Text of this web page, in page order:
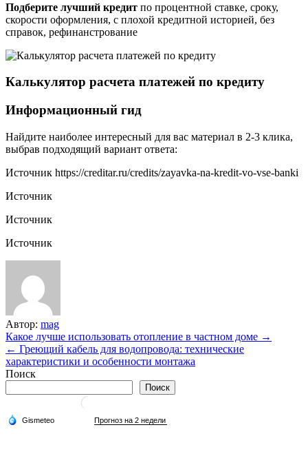
Подберите лучший кредит по процентной ставке, сроку,
скорости оформления, с плохой кредитной историей, без
справок, рефинанстрование
Калькулятор расчета платежей по кредиту
Информационный гид
Найдите наиболее интересный для вас материал в 2-3 клика,
выбрав подходящий вариант ответа:
Источник https://creditar.ru/credits/zayavka-na-kredit-vo-vse-banki
Источник
Источник
Источник
Автор: mag
Навигация
по
записям
Какое лучше использовать отопление в частном доме →
← Греющий кабель для водопровода: технические
характеристики и особенности монтажа
Поиск
Поиск